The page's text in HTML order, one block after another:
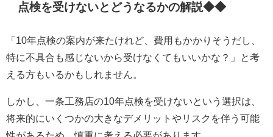
点検を受けないとどうなるかの解説◆◆
「10年点検の案内が来たけれど、費用もかかりそうだし、
特に不具合も感じないから受けなくてもいいかな？」と考
える方もいるかもしれません。
しかし、一条工務店の10年点検を受けないという選択は、
将来的にいくつかの大きなデメリットやリスクを伴う可能